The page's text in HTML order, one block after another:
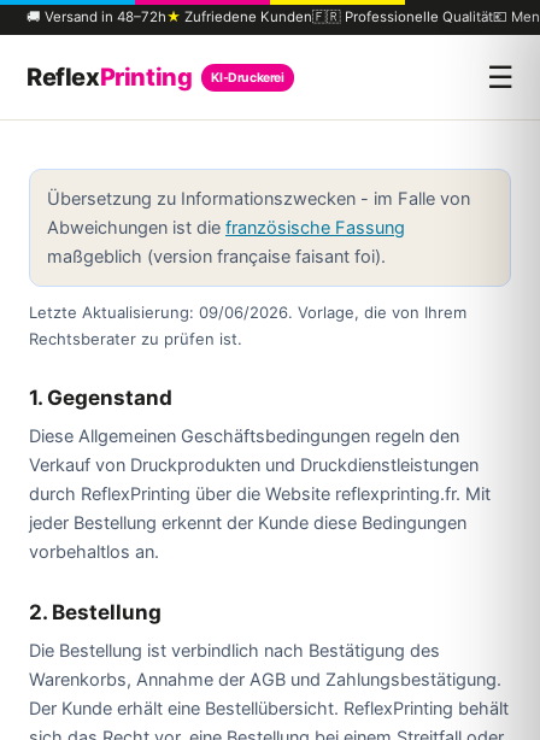
🚚 Versand in 48–72h★ Zufriedene Kunden🇫🇷 Professionelle Qualität💶
ReflexPrinting KI-Druckerei ☰
Übersetzung zu Informationszwecken - im Falle von
Abweichungen ist die französische Fassung
maßgeblich (version française faisant foi).
Letzte Aktualisierung: 09/06/2026. Vorlage, die von Ihrem
Rechtsberater zu prüfen ist.
1. Gegenstand
Diese Allgemeinen Geschäftsbedingungen regeln den
Verkauf von Druckprodukten und Druckdienstleistungen
durch ReflexPrinting über die Website reflexprinting.fr. Mit
jeder Bestellung erkennt der Kunde diese Bedingungen
vorbehaltlos an.
2. Bestellung
Die Bestellung ist verbindlich nach Bestätigung des
Warenkorbs, Annahme der AGB und Zahlungsbestätigung.
Der Kunde erhält eine Bestellübersicht. ReflexPrinting behält